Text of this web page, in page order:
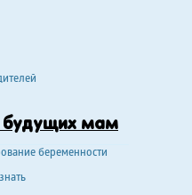
мам
беременности